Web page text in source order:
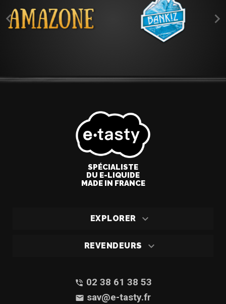
 
SPÉCIALISTE
DU E-LIQUIDE
MADE IN FRANCE
EXPLORER 
REVENDEURS 
phone_in_talk 02 38 61 38 53
email sav@e-tasty.fr